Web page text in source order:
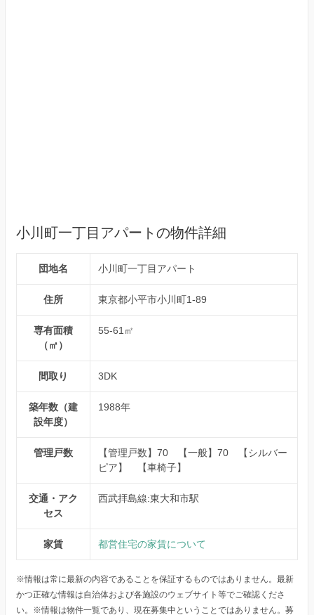
小川町一丁目アパートの物件詳細
団地名 小川町一丁目アパート
住所 東京都小平市小川町1-89
専有面積
（㎡）
55-61㎡
間取り 3DK
築年数（建
設年度）
1988年
管理戸数
【管理戸数】70 【一般】70 【シルバー
ピア】 【車椅子】
交通・アク
セス
西武拝島線:東大和市駅
家賃 都営住宅の家賃について
※情報は常に最新の内容であることを保証するものではありません。最新
かつ正確な情報は自治体および各施設のウェブサイト等でご確認くださ
い。※情報は物件一覧であり、現在募集中ということではありません。募